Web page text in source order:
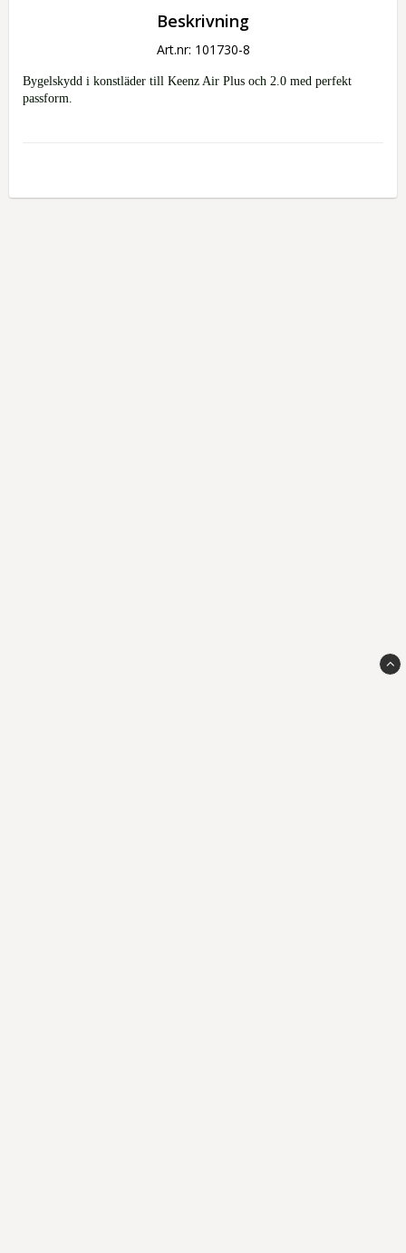
Beskrivning
Art.nr: 101730-8
Bygelskydd i konstläder till Keenz Air Plus och 2.0 med perfekt
passform.